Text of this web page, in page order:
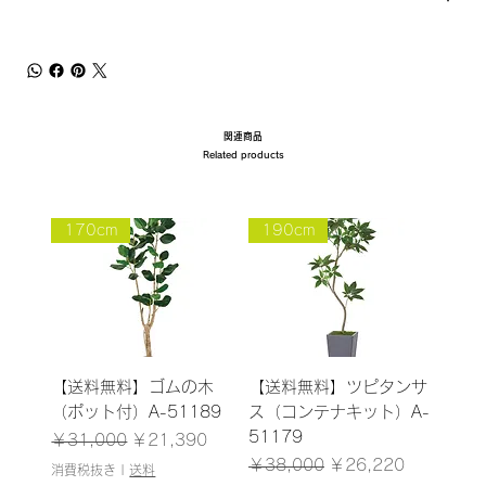
関連商品
Related products
170cm
【送料無料】ゴムの木
（ポット付）A-51189
通常価格
￥31,000 セール価格
￥21,390
消費税抜き 送料
190cm
【送料無料】ツピタンサ
ス（コンテナキット）A-
51179
通常価格
￥38,000 セール価格
￥26,220